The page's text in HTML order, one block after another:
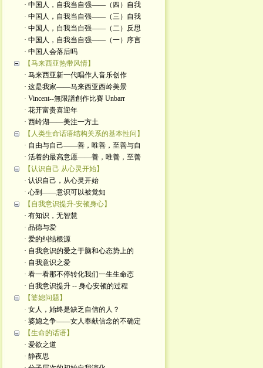
· 中国人，自我当自强——（四）自我
· 中国人，自我当自强——（三）自我
· 中国人，自我当自强——（二）反思
· 中国人，自我当自强——（一）序言
· 中国人会落后吗
【马来西亚热带风情】
· 马来西亚新一代唱作人音乐创作
· 这是我家——马来西亚西岭美景
· Vincent--無限譜創作比賽 Unbarr
· 花开富贵喜迎年
· 西岭湖——美注一方土
【人类生命话语结构关系的基本性问】
· 自由与自己——善，唯善，至善与自
· 活着的最高意愿——善，唯善，至善
【认识自己 从心灵开始】
· 认识自己，从心灵开始
· 心到——意识可以被觉知
【自我意识提升-安顿身心】
· 有知识，无智慧
· 品德与爱
· 爱的纠结根源
· 自我意识的爱之于脑和心态势上的
· 自我意识之爱
· 看一看那不停转化我们一生生命态
· 自我意识提升 -- 身心安顿的过程
【婆媳问题】
· 女人，始终是缺乏自信的人？
· 婆媳之争——女人奉献信念的不确定
【生命的话语】
· 爱欲之道
· 静夜思